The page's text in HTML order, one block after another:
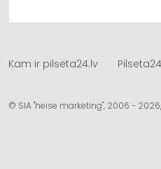
Kam ir pilseta24.lv
© SIA "heise marketing", 2006 -